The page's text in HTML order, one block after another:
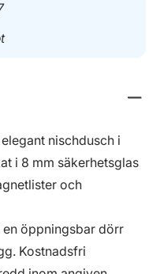
nischdusch i
i 8 mm säkerhetsglas
och
en öppningsbar dörr
Kostnadsfri